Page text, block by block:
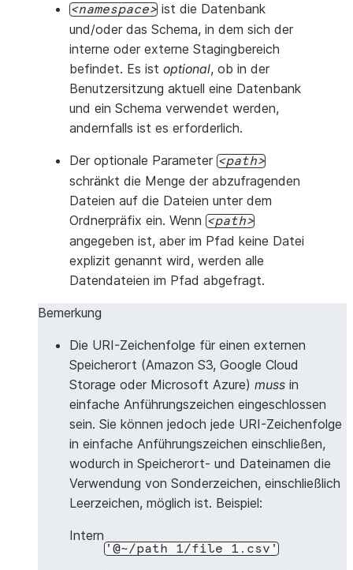
namespace
ist die Datenbank
und/oder das Schema, in dem sich der
interne oder externe Stagingbereich
befindet. Es ist optional, ob in der
Benutzersitzung aktuell eine Datenbank
und ein Schema verwendet werden,
andernfalls ist es erforderlich.
Der optionale Parameter path
schränkt die Menge der abzufragenden
Dateien auf die Dateien unter dem
Ordnerpräfix ein. Wenn
path
angegeben ist, aber im Pfad keine Datei
explizit genannt wird, werden alle
Datendateien im Pfad abgefragt.
Bemerkung
Die URI-Zeichenfolge für einen externen
Speicherort (Amazon S3, Google Cloud
Storage oder Microsoft Azure) muss in
einfache Anführungszeichen eingeschlossen
sein. Sie können jedoch jede URI-Zeichenfolge
in einfache Anführungszeichen einschließen,
wodurch in Speicherort- und Dateinamen die
Verwendung von Sonderzeichen, einschließlich
Leerzeichen, möglich ist. Beispiel:
Intern
'@~/path 1/file 1.csv'